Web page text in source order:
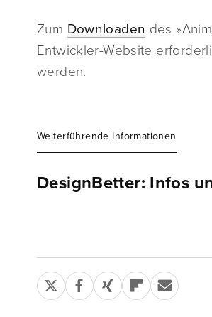
Zum Downloaden des
Entwickler-Website
werden.
Weiterführende Informationen
DesignBetter: Infos